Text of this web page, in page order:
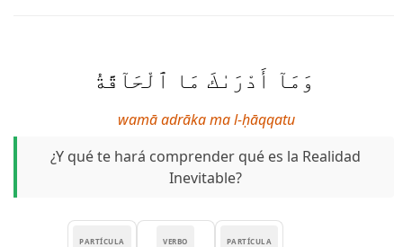
وَمَآ أَدْرَىٰكَ مَا ٱلْحَآقَّةُ
wamā adrāka ma l-ḥāqqatu
¿Y qué te hará comprender qué es la Realidad
Inevitable?
PARTÍCULA
VERBO
PARTÍCULA